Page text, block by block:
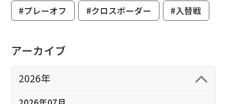
#プレーオフ
#クロスボーダー #入替戦
アーカイブ
2026年